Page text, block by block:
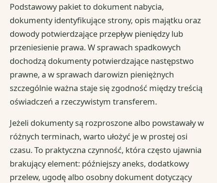
Podstawowy pakiet to dokument nabycia,
dokumenty identyfikujące strony, opis majątku oraz
dowody potwierdzające przepływ pieniędzy lub
przeniesienie prawa. W sprawach spadkowych
dochodzą dokumenty potwierdzające następstwo
prawne, a w sprawach darowizn pieniężnych
szczególnie ważna staje się zgodność między treścią
oświadczeń a rzeczywistym transferem.
Jeżeli dokumenty są rozproszone albo powstawały w
różnych terminach, warto ułożyć je w prostej osi
czasu. To praktyczna czynność, która często ujawnia
brakujący element: późniejszy aneks, dodatkowy
przelew, ugodę albo osobny dokument dotyczący